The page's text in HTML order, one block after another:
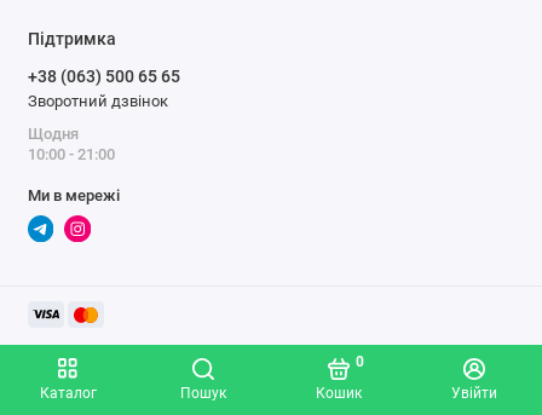
Каталог Пошук Кошик
0
Увійти
Підтримка
+38 (063) 500 65 65
Зворотний дзвінок
Щодня
10:00 - 21:00
Ми в мережі